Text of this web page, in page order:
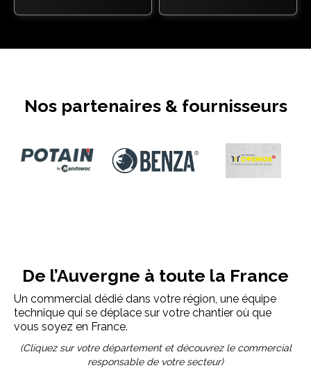
Nos partenaires & fournisseurs
De l’Auvergne à toute la France
Un commercial dédié dans votre région, une équipe
technique qui se déplace sur votre chantier où que
vous soyez en France.
(Cliquez sur votre département et découvrez le commercial
responsable de votre secteur)